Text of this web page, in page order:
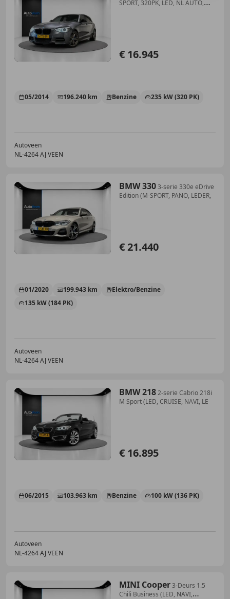
SPORT, 320PK, LED, NL AUTO,
€ 16.945
05/2014 196.240 km Benzine 235 kW (320 PK)
Autoveen
NL-4264 AJ VEEN
BMW 3303-serie 330e eDrive
Edition (M-SPORT, PANO, LEDER,
€ 21.440
01/2020 199.943 km
Elektro/Benzine
135 kW (184 PK)
Autoveen
NL-4264 AJ VEEN
BMW 2182-serie Cabrio 218i
M Sport (LED, CRUISE, NAVI, LE
€ 16.895
06/2015 103.963 km Benzine 100 kW (136 PK)
Autoveen
NL-4264 AJ VEEN
MINI Cooper3-Deurs 1.5
Chili Business (LED, NAVI,